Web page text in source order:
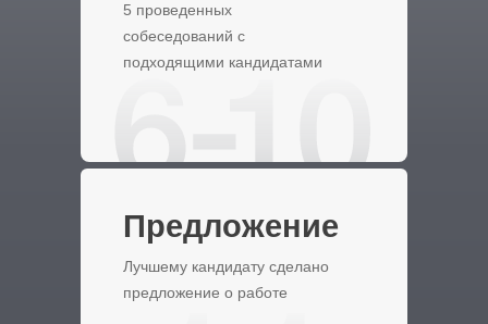
Предложение
5 проведенных
собеседований с
подходящими кандидатами
Лучшему кандидату сделано
предложение о работе